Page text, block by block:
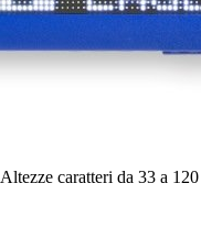
Altezze caratteri da 33 a